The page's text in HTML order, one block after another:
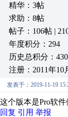
精华：3帖
求助：8帖
帖子：106帖 |
年度积分：294
历史总积分：
注册：2011年10
发表于：2019-11-19
这个版本是Pro软
回复 引用 举报